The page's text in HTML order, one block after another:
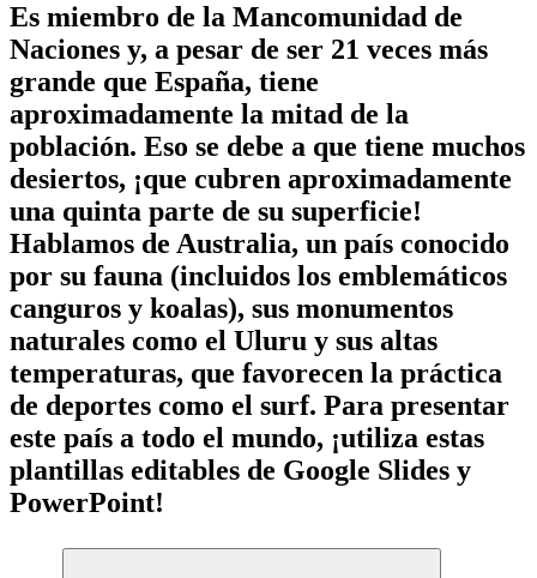
Es miembro de la Mancomunidad de
Naciones y, a pesar de ser 21 veces más
grande que España, tiene
aproximadamente la mitad de la
población. Eso se debe a que tiene muchos
desiertos, ¡que cubren aproximadamente
una quinta parte de su superficie!
Hablamos de Australia, un país conocido
por su fauna (incluidos los emblemáticos
canguros y koalas), sus monumentos
naturales como el Uluru y sus altas
temperaturas, que favorecen la práctica
de deportes como el surf. Para presentar
este país a todo el mundo, ¡utiliza estas
plantillas editables de Google Slides y
PowerPoint!